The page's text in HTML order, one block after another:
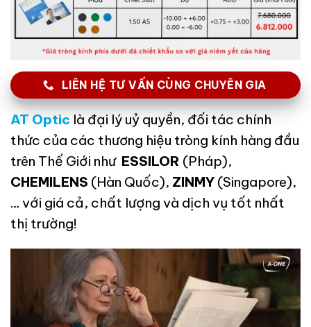
LIÊN HỆ TƯ VẤN CÙNG CHUYÊN GIA
AT Optic là đại lý uỷ quyền, đối tác chính
thức của các thương hiệu tròng kính hàng đầu
trên Thế Giới như ESSILOR (Pháp),
CHEMILENS (Hàn Quốc), ZINMY (Singapore),
… với giá cả, chất lượng và dịch vụ tốt nhất
thị trường!